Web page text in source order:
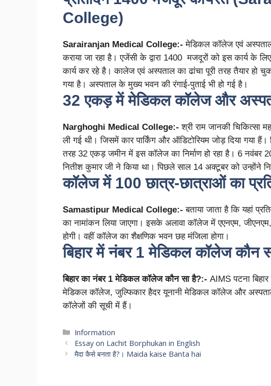
College)
Sarairanjan Medical College:- मेडिकल कॉलेज एवं अस्पताल
कराया जा रहा है। एजेंसी के द्वारा 1400 मजदूरों को इस कार्य के
कार्य कर रहे है। कालेज एवं अस्पताल का ढांचा पूरी तरह तैयार हो
गया है। अस्पताल के मुख्य भवन की रंगाई-पुताई भी हो गई है।
32 एकड़ में मेडिकल कॉलेज और
Narghoghi Medical College:- श्री राम जानकी चिकित्सा
ली गई थी। जिसमें कार पार्किंग और ऑडिटोरियम जोड़ दिया गया
तरह 32 एकड़ जमीन में इस कॉलेज का निर्माण हो रहा है। 6 नवंबर
नितीश कुमार जी ने किया था। पिछले साल 14 अक्टूबर को उन्होंने
कॉलेज में 100 छात्र-छात्राओं का
Samastipur Medical College:- बताया जाता है कि यहां
का नामांकन लिया जाएगा। इसके अलावा कॉलेज में एएनएम, जीएनएम,
होगी। वहीं कॉलेज का शैक्षणिक भवन छह मंजिला होगा।
बिहार में नंबर 1 मेडिकल कॉलेज कौन
बिहार का नंबर 1 मेडिकल कॉलेज कौन सा है?:- AIMS पटना
मेडिकल कॉलेज, जुल्फिकार हैदर यूनानी मेडिकल कॉलेज और
कॉलेजों की सूची में हैं।
Categories
Information
Essay on Lachit Borphukan in English
मैदा कैसे बनता है?। Maida kaise Banta hai